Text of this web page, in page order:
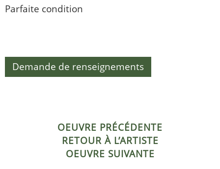
Parfaite condition
Demande de renseignements
OEUVRE PRÉCÉDENTE
RETOUR À L’ARTISTE
OEUVRE SUIVANTE